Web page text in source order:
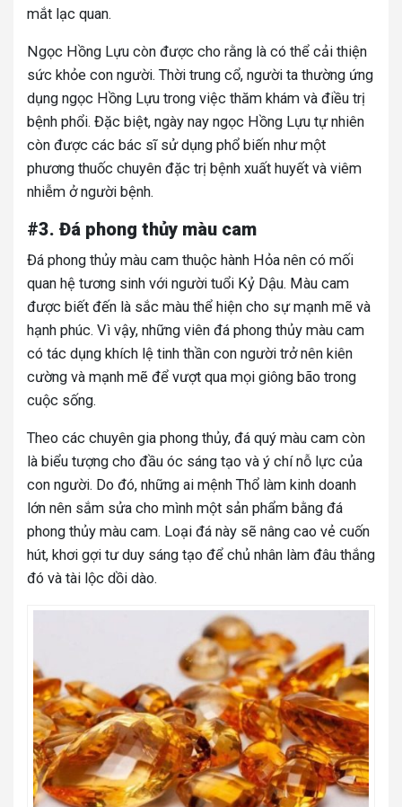
mắt lạc quan.
Ngọc Hồng Lựu còn được cho rằng là có thể cải thiện
sức khỏe con người. Thời trung cổ, người ta thường ứng
dụng ngọc Hồng Lựu trong việc thăm khám và điều trị
bệnh phổi. Đặc biệt, ngày nay ngọc Hồng Lựu tự nhiên
còn được các bác sĩ sử dụng phổ biến như một
phương thuốc chuyên đặc trị bệnh xuất huyết và viêm
nhiễm ở người bệnh.
#3. Đá phong thủy màu cam
Đá phong thủy màu cam thuộc hành Hỏa nên có mối
quan hệ tương sinh với người tuổi Kỷ Dậu. Màu cam
được biết đến là sắc màu thể hiện cho sự mạnh mẽ và
hạnh phúc. Vì vậy, những viên đá phong thủy màu cam
có tác dụng khích lệ tinh thần con người trở nên kiên
cường và mạnh mẽ để vượt qua mọi giông bão trong
cuộc sống.
Theo các chuyên gia phong thủy, đá quý màu cam còn
là biểu tượng cho đầu óc sáng tạo và ý chí nỗ lực của
con người. Do đó, những ai mệnh Thổ làm kinh doanh
lớn nên sắm sửa cho mình một sản phẩm bằng đá
phong thủy màu cam. Loại đá này sẽ nâng cao vẻ cuốn
hút, khơi gợi tư duy sáng tạo để chủ nhân làm đâu thắng
đó và tài lộc dồi dào.